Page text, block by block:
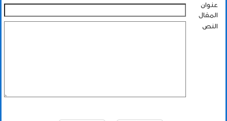
عنوان
المقال
النص